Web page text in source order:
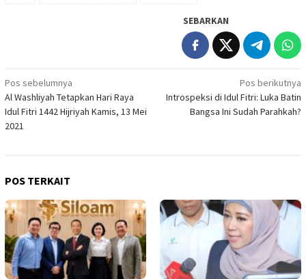
SEBARKAN
Navigasi
pos
Pos sebelumnya
Al Washliyah Tetapkan Hari Raya
Idul Fitri 1442 Hijriyah Kamis, 13 Mei
2021
Pos berikutnya
Introspeksi di Idul Fitri: Luka Batin
Bangsa Ini Sudah Parahkah?
POS TERKAIT